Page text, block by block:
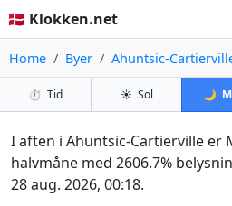
🇩🇰 Klokken.net
Home Byer Ahuntsic-
⏱️ Tid ☀️ Sol 🌙
I aften i Ahuntsic-Cartierville er
halvmåne med 2606.7%
28 aug. 2026, 00:18.